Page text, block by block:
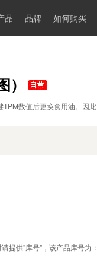
品 品牌 如何购买
数值后更换食用油。因
提供"库号"，该产品库号为：